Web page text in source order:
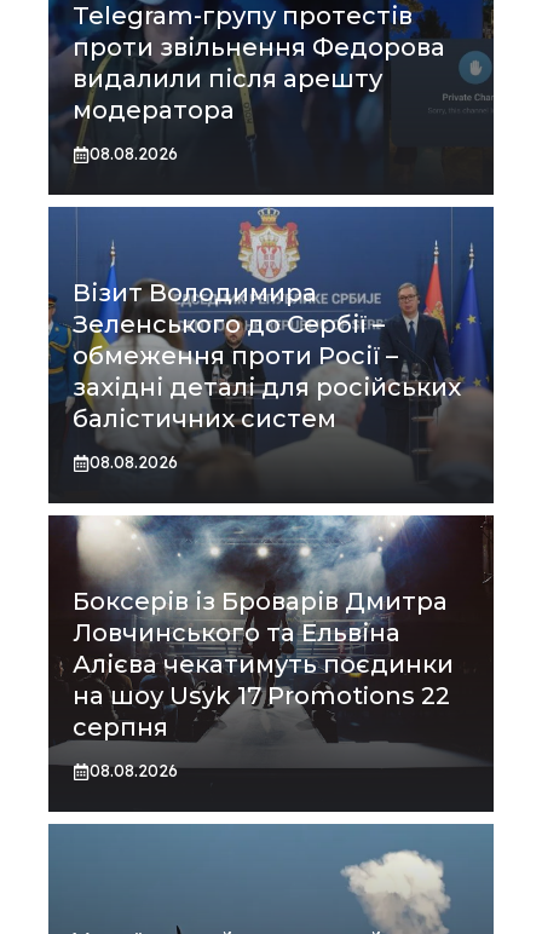
Telegram-групу протестів
проти звільнення Федорова
видалили після арешту
модератора
08.08.2026
Візит Володимира
Зеленського до Сербії –
обмеження проти Росії –
західні деталі для російських
балістичних систем
08.08.2026
Боксерів із Броварів Дмитра
Ловчинського та Ельвіна
Алієва чекатимуть поєдинки
на шоу Usyk 17 Promotions 22
серпня
08.08.2026